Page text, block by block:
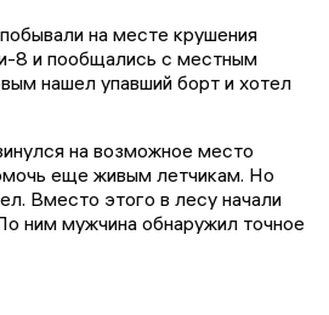
на месте крушения
8 и пообщались с местным
нашел упавший борт и хотел
на возможное место
еще живым летчикам. Но
Вместо этого в лесу начали
ним мужчина обнаружил точное